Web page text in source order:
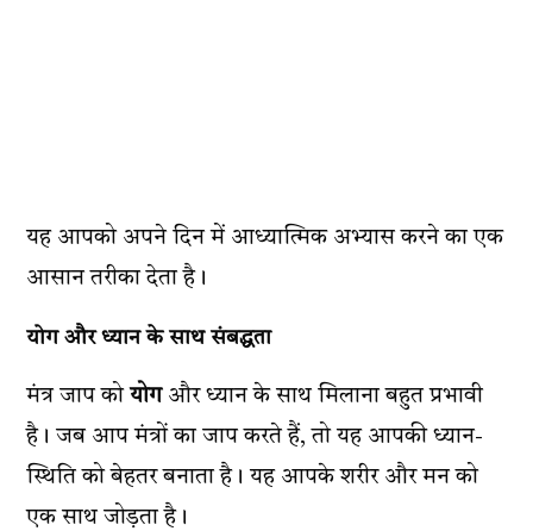
यह आपको अपने दिन में आध्यात्मिक अभ्यास करने का एक
आसान तरीका देता है।
योग और ध्यान के साथ संबद्धता
मंत्र जाप कोयोगऔर ध्यान के साथ मिलाना बहुत प्रभावी
है। जब आप मंत्रों का जाप करते हैं, तो यह आपकी ध्यान-
स्थिति को बेहतर बनाता है। यह आपके शरीर और मन को
एक साथ जोड़ता है।